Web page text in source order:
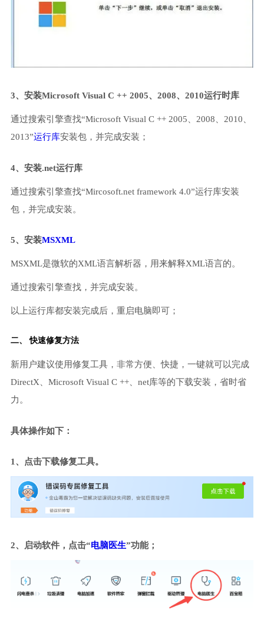
3、安装Microsoft Visual C ++ 2005、2008、2010运行时库
通过搜索引擎查找“Microsoft Visual C ++ 2005、2008、2010、
2013”运行库安装包，并完成安装；
4、安装.net运行库
通过搜索引擎查找“Mircosoft.net framework 4.0”运行库安装
包，并完成安装。
5、安装MSXML
MSXML是微软的XML语言解析器，用来解释XML语言的。
通过搜索引擎查找，并完成安装。
以上运行库都安装完成后，重启电脑即可；
二、 快速修复方法
新用户建议使用修复工具，非常方便、快捷，一键就可以完成
DirectX、Microsoft Visual C ++、net库等的下载安装，省时省
力。
具体操作如下：
1、点击下载修复工具。
2、启动软件，点击“电脑医生”功能；